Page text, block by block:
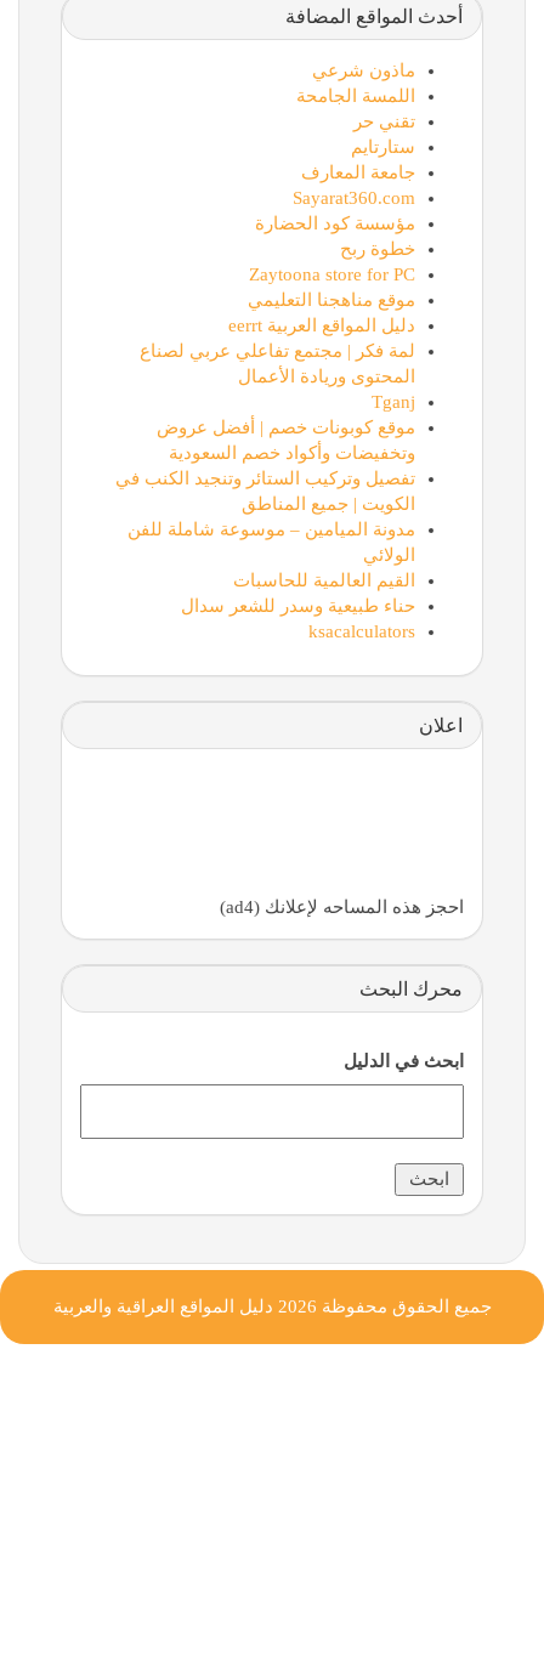
أحدث المواقع المضافة
ماذون شرعي
اللمسة الجامحة
تقني حر
ستارتايم
جامعة المعارف
Sayarat360.com
مؤسسة كود الحضارة
خطوة ربح
Zaytoona store for PC
موقع مناهجنا التعليمي
دليل المواقع العربية eerrt
لمة فكر | مجتمع تفاعلي عربي لصناع
المحتوى وريادة الأعمال
Tganj
موقع كوبونات خصم | أفضل عروض
وتخفيضات وأكواد خصم السعودية
تفصيل وتركيب الستائر وتنجيد الكنب في
الكويت | جميع المناطق
مدونة الميامين – موسوعة شاملة للفن
الولائي
القيم العالمية للحاسبات
حناء طبيعية وسدر للشعر سدال
ksacalculators
اعلان
احجز هذه المساحه لإعلانك (ad4)
محرك البحث
ابحث في الدليل
جميع الحقوق محفوظة 2026 دليل المواقع العراقية والعربية